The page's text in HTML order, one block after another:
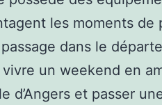
les moments
dans le
un weekend en
d’Angers et passer